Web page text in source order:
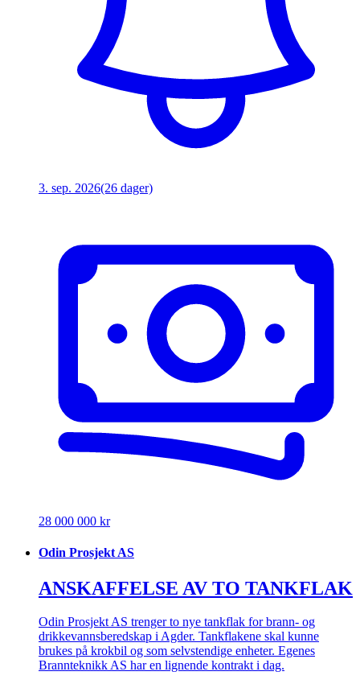
3. sep. 2026(26 dager)
28 000 000 kr
Odin Prosjekt AS
ANSKAFFELSE AV TO TANKFLAK
Odin Prosjekt AS trenger to nye tankflak for brann- og
drikkevannsberedskap i Agder. Tankflakene skal kunne
brukes på krokbil og som selvstendige enheter. Egenes
Brannteknikk AS har en lignende kontrakt i dag.